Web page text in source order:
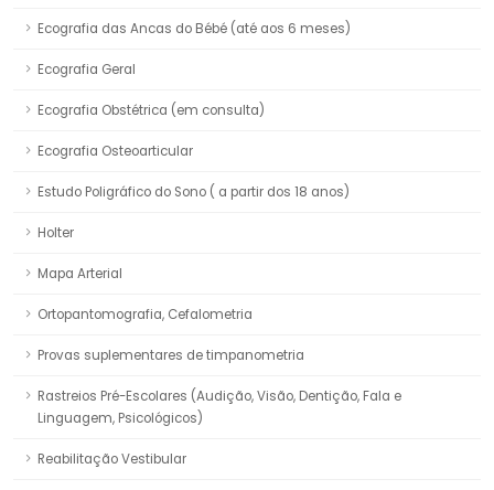
Ecografia das Ancas do Bébé (até aos 6 meses)
Ecografia Geral
Ecografia Obstétrica (em consulta)
Ecografia Osteoarticular
Estudo Poligráfico do Sono ( a partir dos 18 anos)
Holter
Mapa Arterial
Ortopantomografia, Cefalometria
Provas suplementares de timpanometria
Rastreios Pré-Escolares (Audição, Visão, Dentição, Fala e
Linguagem, Psicológicos)
Reabilitação Vestibular